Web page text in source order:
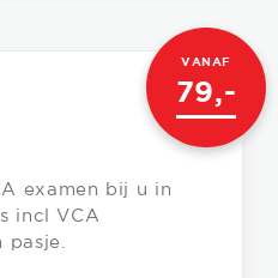
examen bij u in
incl VCA
VANAF
79,-